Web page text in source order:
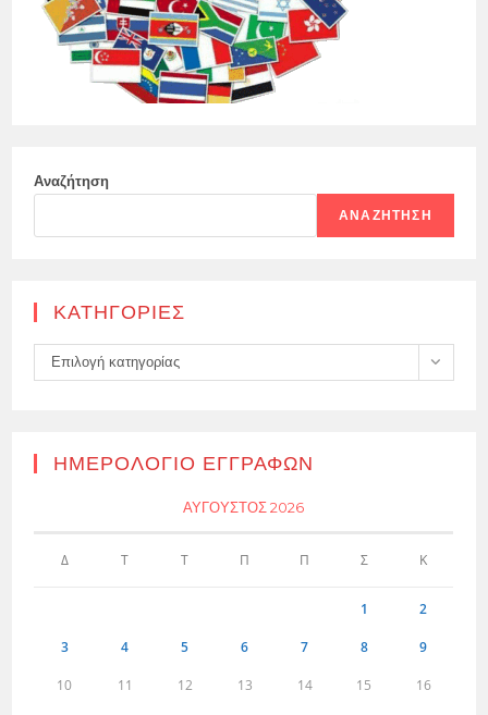
Αναζήτηση
ΑΝΑΖΉΤΗΣΗ
KΑΤΗΓΟΡΊΕΣ
Kατηγορίες
Επιλογή κατηγορίας
ΗΜΕΡΟΛΌΓΙΟ ΕΓΓΡΑΦΏΝ
ΑΎΓΟΥΣΤΟΣ 2026
Δ Τ Τ Π Π Σ Κ
1 2
3 4 5 6 7 8 9
10 11 12 13 14 15 16